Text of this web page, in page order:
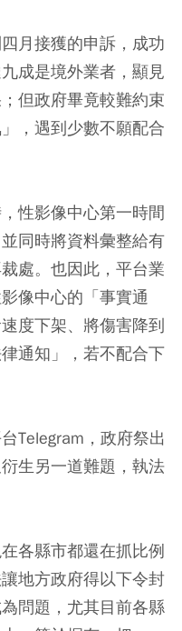
月接獲的申訴，成功
成是境外業者，顯見
但政府畢竟較難約束
，遇到少數不願配合
性影像中心第一時間
同時將資料彙整給有
處。也因此，平台業
像中心的「事實通
度下架、將傷害降到
通知」，若不配合下
Telegram，政府祭出
生另一道難題，執法
各縣市都還在抓比例
地方政府得以下令封
問題，尤其目前各縣